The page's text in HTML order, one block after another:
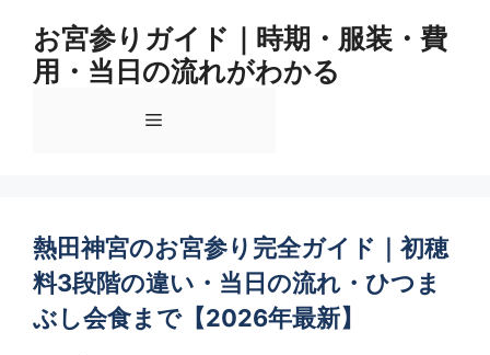
お宮参りガイド｜時期・服装・費
用・当日の流れがわかる
メ
ュ
ー
熱田神宮のお宮参り完全ガイド｜初穂
料3段階の違い・当日の流れ・ひつま
ぶし会食まで【2026年最新】